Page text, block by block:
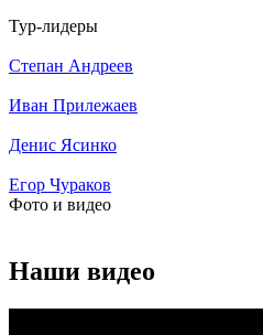
Тур-лидеры
Степан Андреев
Иван Прилежаев
Денис Ясинко
Егор Чураков
Фото и видео
Наши видео